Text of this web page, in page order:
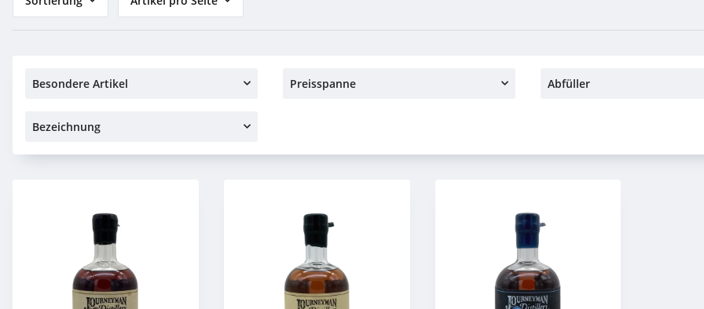
Besondere Artikel Preisspanne Abfüller
Bezeichnung